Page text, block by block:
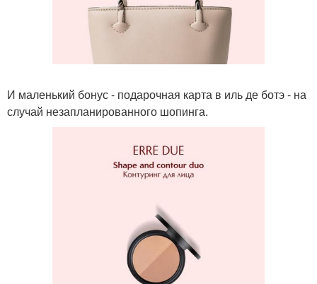
И маленький бонус - подарочная карта в иль де ботэ - на
случай незапланированного шопинга.